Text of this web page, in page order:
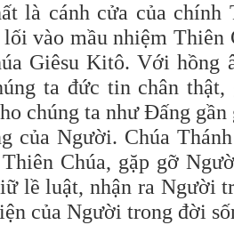
là cánh cửa của
vào mầu nhiệm Thiên
Giêsu Kitô. Với hồng
ta đức tin chân
chúng ta như Đấng
của Người. Chúa
Chúa, gặp gỡ
lề luật, nhận ra Người
của Người trong đời